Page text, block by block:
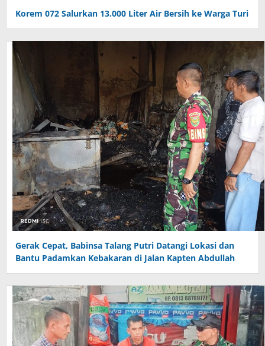
Korem 072 Salurkan 13.000 Liter Air Bersih ke Warga Turi
Gerak Cepat, Babinsa Talang Putri Datangi Lokasi dan
Bantu Padamkan Kebakaran di Jalan Kapten Abdullah